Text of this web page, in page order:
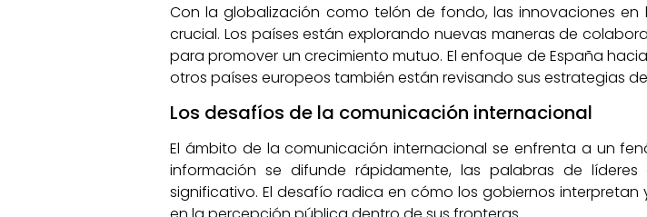
Con la globalización como telón de fondo, las innovaciones
crucial. Los países están explorando nuevas maneras de
para promover un crecimiento mutuo. El enfoque de España
otros países europeos también están revisando sus estrategias
Los desafíos de la comunicación internacional
El ámbito de la comunicación internacional se enfrenta a un
información se difunde rápidamente, las palabras de
significativo. El desafío radica en cómo los gobiernos